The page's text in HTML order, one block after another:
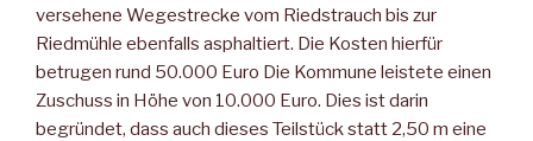
versehene Wegestrecke vom Riedstrauch bis zur
Riedmühle ebenfalls asphaltiert. Die Kosten hierfür
betrugen rund 50.000 Euro Die Kommune leistete einen
Zuschuss in Höhe von 10.000 Euro. Dies ist darin
begründet, dass auch dieses Teilstück statt 2,50 m eine